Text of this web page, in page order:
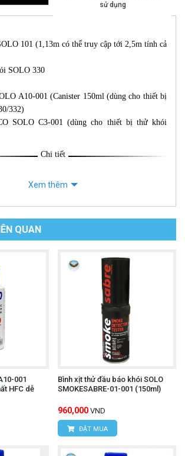
sử dụng
101 (1,13m có thể truy cập tới 2,5m tính cả
SOLO 330
A10-001 (Canister 150ml (dùng cho thiết bị
332)
SOLO C3-001 (dùng cho thiết bị thử khói
Chi tiết
Xem thêm
QUAN
001
HFC dễ
Bình xịt thử đầu báo khói SOLO
SMOKESABRE-01-001 (150ml)
960,000 VND
ĐẶT MUA